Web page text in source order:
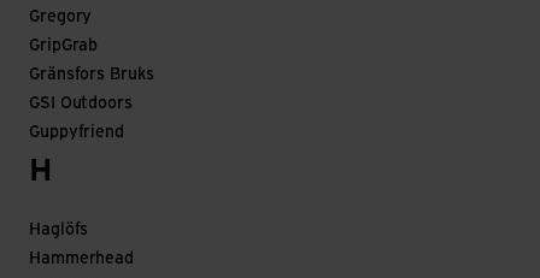
Gregory
GripGrab
Gränsfors Bruks
GSI Outdoors
Guppyfriend
H
Haglöfs
Hammerhead